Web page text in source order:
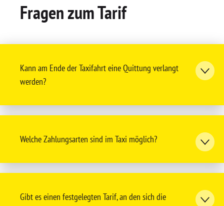
Fragen zum Tarif
Kann am Ende der Taxifahrt eine Quittung verlangt
werden?
Welche Zahlungsarten sind im Taxi möglich?
Gibt es einen festgelegten Tarif, an den sich die